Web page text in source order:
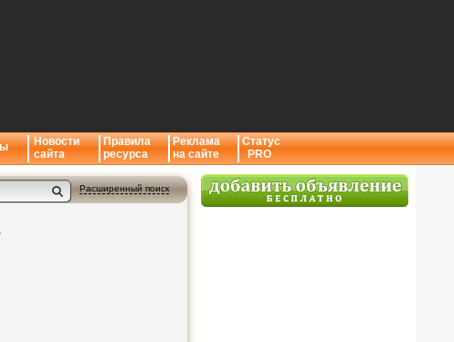
Новости
сайта
Правила
ресурса
Реклама
на сайте
Статус
PRO
Расширенный поиск